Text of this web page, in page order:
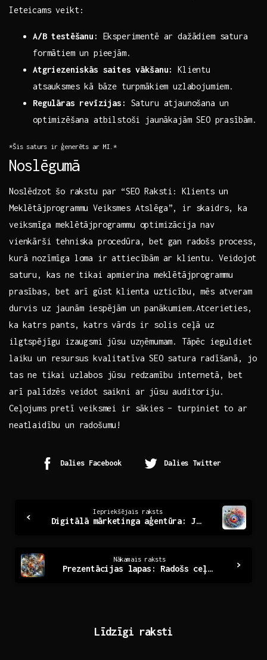
Ieteicams veikt:
A/B testēšanu:
Eksperimentē ar‌ dažādiem satura
formātiem un​ pieejām.
Atgriezeniskās saites vākšanu:
Klientu
atsauksmes ⁤kā bāze turpmākiem​ uzlabojumiem.
Regulāras revīzijas:
Saturu atjaunošana ⁤un
optimizēšana ‍atbilstoši⁣ jaunākajām SEO ‍prasībām.
*Šis saturs⁤ ir ģenerēts ⁢ar MI.*
Noslēgumā
Noslēdzot šo⁣ rakstu par⁢ “SEO Raksti: Klients un‍
Meklētājprogrammu ‌Veiksmes Atslēga”, ir skaidrs, ka
veiksmīga meklētājprogrammu‌ optimizācija nav
vienkārši tehniska procedūra, bet gan radošs process,
kurā nozīmīga loma ir attiecībām ⁣ar⁢ klientu. Veidojot
saturu, ⁣kas ne tikai‍ apmierina meklētājprogrammu
prasības, bet arī gūst⁢ klienta uzticību, mēs atveram
durvis uz jaunām iespējām un panākumiem.Atcerieties,
⁤ka katrs pants, katrs vārds ‌ir solis ceļā uz
ilgtspējīgu⁣ izaugsmi jūsu uzņēmumam. ‌Tāpēc‍ ieguldiet
laiku un resursus kvalitatīva SEO ⁢satura radīšanā,‍ jo‍
tas ne tikai uzlabos jūsu redzamību internetā, bet
‌arī palīdzēs​ veidot saikni ar jūsu auditoriju.
Ceļojums⁣ pretī‌ veiksmei ir ​sākies – turpiniet to ⁣ar
neatlaidību un​ radošumu!
Dalies Facebook Dalies Twitter
Reading
Iepriekšējais raksts
Digitālā mārketinga aģentūra: Jūsu ceļvedis mārketinga pasaulē
Nākamais raksts
Prezentācijas lapas: Radošs ceļvedis efektīvai komunikācijai
Līdzīgi raksti